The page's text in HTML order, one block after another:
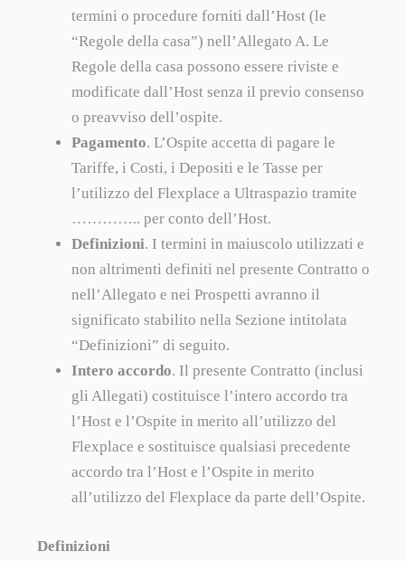
termini o procedure forniti dall’Host (le
“Regole della casa”) nell’Allegato A. Le
Regole della casa possono essere riviste e
modificate dall’Host senza il previo consenso
o preavviso dell’ospite.
Pagamento. L’Ospite accetta di pagare le
Tariffe, i Costi, i Depositi e le Tasse per
l’utilizzo del Flexplace a Ultraspazio tramite
………….. per conto dell’Host.
Definizioni. I termini in maiuscolo utilizzati e
non altrimenti definiti nel presente Contratto o
nell’Allegato e nei Prospetti avranno il
significato stabilito nella Sezione intitolata
“Definizioni” di seguito.
Intero accordo. Il presente Contratto (inclusi
gli Allegati) costituisce l’intero accordo tra
l’Host e l’Ospite in merito all’utilizzo del
Flexplace e sostituisce qualsiasi precedente
accordo tra l’Host e l’Ospite in merito
all’utilizzo del Flexplace da parte dell’Ospite.
Definizioni